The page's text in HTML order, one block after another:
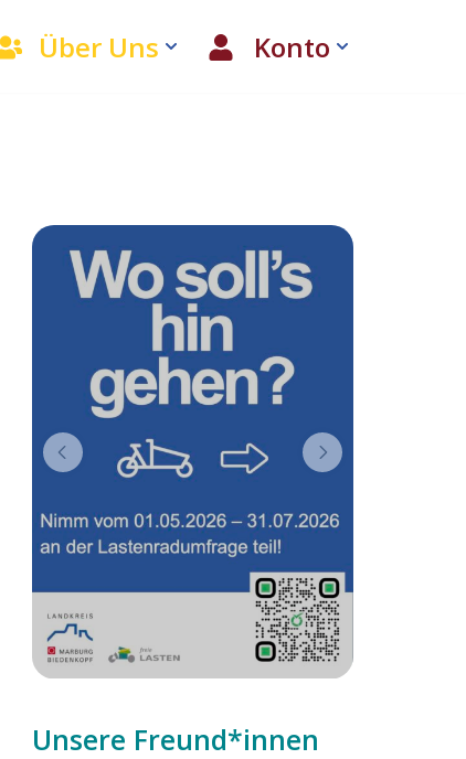
Über Uns Konto
Unsere Freund*innen